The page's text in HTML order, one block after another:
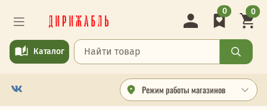
Режим работы магазинов
Каталог
0 0